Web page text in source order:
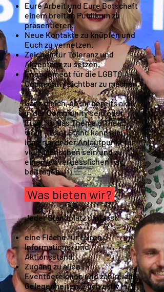
Eure Arbeit und Eure Botschaft
einem breiten Publikum zu
präsentieren.
Neue Kontakte zu knüpfen und
Euch zu vernetzen.
Zeichen für Toleranz und
Akzeptanz zu setzen.
Engagement für die LGBTQIA+
Community sichtbar zu machen.
Ganz gleich, ob Ihr bereits aktiv
in der Community seid oder
Euch für das Thema öffnen
wollt – Euer Stand kann ein
inspirierender Anlaufpunkt für
viele Menschen sein und zu
einem unvergesslichen Tag
beitragen.
Was bieten wir?
Jeder Standplatz umfasst:
eine Fläche für Euren
Informations- und
Aktionsstand,
Zugang zu allen
Eventbereichen und zahlreiche
Gelegenheiten, Euch aktiv in